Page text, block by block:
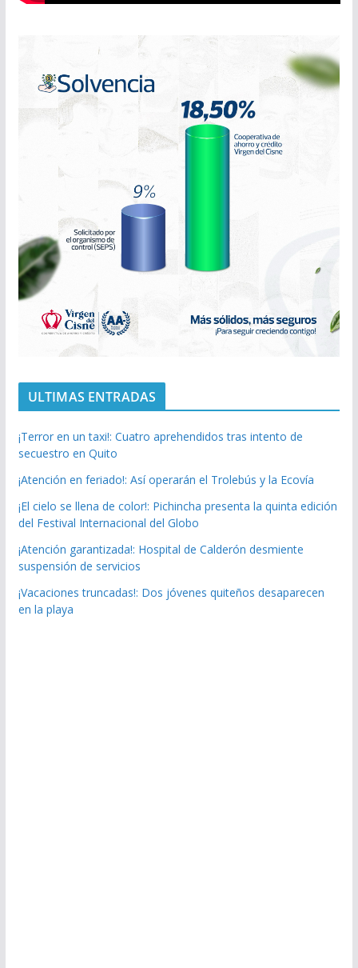
ULTIMAS ENTRADAS
¡Terror en un taxi!: Cuatro aprehendidos tras intento de
secuestro en Quito
¡Atención en feriado!: Así operarán el Trolebús y la Ecovía
¡El cielo se llena de color!: Pichincha presenta la quinta edición
del Festival Internacional del Globo
¡Atención garantizada!: Hospital de Calderón desmiente
suspensión de servicios
¡Vacaciones truncadas!: Dos jóvenes quiteños desaparecen
en la playa